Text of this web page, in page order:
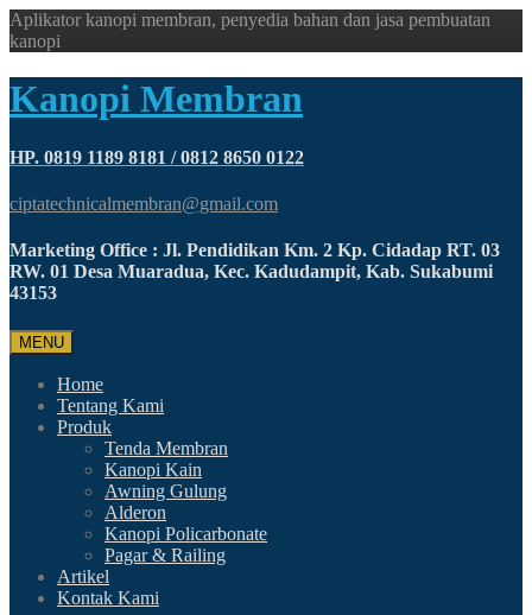
Aplikator kanopi membran, penyedia bahan dan jasa pembuatan
kanopi
Kanopi Membran
HP. 0819 1189 8181 / 0812 8650 0122
ciptatechnicalmembran@gmail.com
Marketing Office : Jl. Pendidikan Km. 2 Kp. Cidadap RT. 03
RW. 01 Desa Muaradua, Kec. Kadudampit, Kab. Sukabumi
43153
MENU
Home
Tentang Kami
Produk
Tenda Membran
Kanopi Kain
Awning Gulung
Alderon
Kanopi Policarbonate
Pagar & Railing
Artikel
Kontak Kami